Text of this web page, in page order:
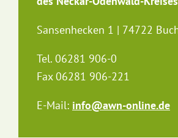
Sansenhecken 1 | 74722
Tel. 06281 906-0
Fax 06281 906-221
E-Mail: info@awn-online.de